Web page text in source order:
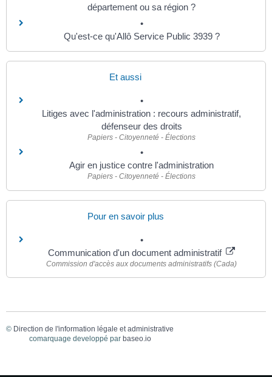
département ou sa région ?
Qu'est-ce qu'Allô Service Public 3939 ?
Et aussi
Litiges avec l'administration : recours administratif,
défenseur des droits
Papiers - Citoyenneté - Élections
Agir en justice contre l'administration
Papiers - Citoyenneté - Élections
Pour en savoir plus
Communication d'un document administratif
Commission d'accès aux documents administratifs (Cada)
© Direction de l'information légale et administrative
comarquage developpé par baseo.io